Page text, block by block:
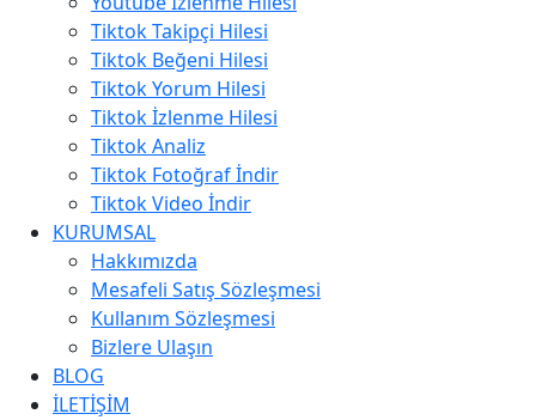
Tiktok Takipçi Hilesi
Tiktok Beğeni Hilesi
Tiktok Yorum Hilesi
Tiktok İzlenme Hilesi
Tiktok Analiz
Tiktok Fotoğraf İndir
Tiktok Video İndir
KURUMSAL
Hakkımızda
Mesafeli Satış Sözleşmesi
Kullanım Sözleşmesi
Bizlere Ulaşın
BLOG
İLETİŞİM